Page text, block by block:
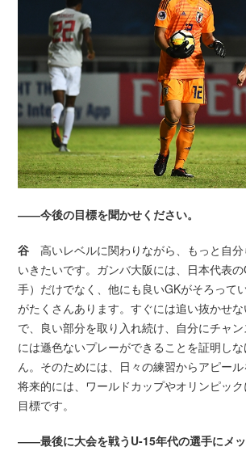
――今後の目標を聞かせください。
谷 高いレベルに関わりながら、もっと自
いきたいです。ガンバ大阪には、日本代表
手）だけでなく、他にも良いGKがそろって
がたくさんあります。すぐには追い抜かせ
で、良い部分を取り入れ続け、自分にチャ
には遜色ないプレーができることを証明し
ん。そのためには、日々の練習からアピール
将来的には、ワールドカップやオリンピッ
目標です。
――最後に大会を戦うU-15年代の選手にメ